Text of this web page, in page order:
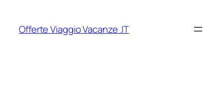
contenuto
Offerte Viaggio Vacanze .IT